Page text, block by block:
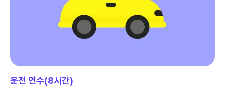
운전 연수(8시간)